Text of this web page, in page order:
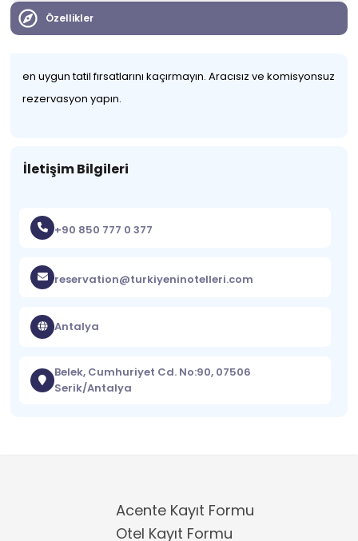
Özellikler
en uygun tatil fırsatlarını kaçırmayın. Aracısız ve komisyonsuz
rezervasyon yapın.
İletişim Bilgileri
+90 850 777 0 377
reservation@turkiyeninotelleri.com
Antalya
Belek, Cumhuriyet Cd. No:90, 07506
Serik/Antalya
Acente Kayıt Formu
Otel Kayıt Formu